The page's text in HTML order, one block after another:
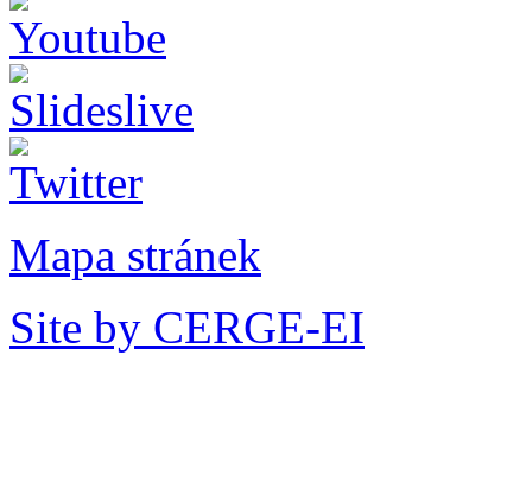
Mapa stránek
Site by CERGE-EI